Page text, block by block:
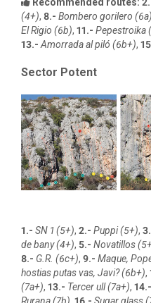
(4+), 8.- Bombero gorilero (6a)
El Rigio (6b), 11.- Pepestroika
13.- Amorrada al piló (6b+),
Sector Potent
1.- SN 1 (5+), 2.- Puppi (5+),
de bany (4+), 5.- Novatillos
8.- G.R. (6c+), 9.- Maque,
hostias putas vas, Javi? (6b+),
(7a+), 13.- Tercer ull (7a+), 14.-